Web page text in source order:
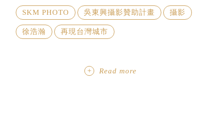
探索，深入研究影像製程與現實場景間的連結。如今，
浩瀚更專注
SKM PHOTO 吳東興攝影贊助計畫 攝影
徐浩瀚 再現台灣城市
Read more